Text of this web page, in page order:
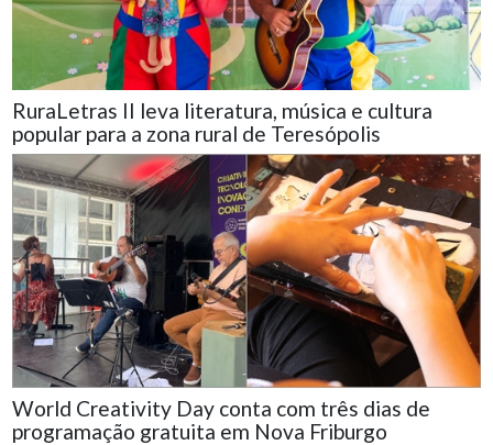
RuraLetras II leva literatura, música e cultura
popular para a zona rural de Teresópolis
World Creativity Day conta com três dias de
programação gratuita em Nova Friburgo